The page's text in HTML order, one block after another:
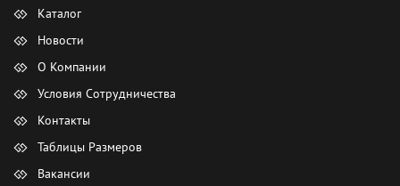
Каталог
Новости
О Компании
Условия Сотрудничества
Контакты
Таблицы Размеров
Вакансии